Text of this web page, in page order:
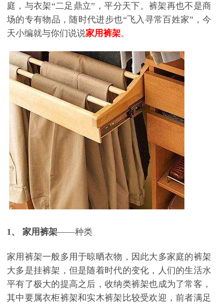
庭，与衣架“二足鼎立”，平分天下。裤架再也不是商
场的专有物品，随时代进步也“飞入寻常百姓家”，今
天小编就与你们说说家用裤架。
1、 家用裤架——种类
家用裤架一般多用于晾晒衣物，因此大多家庭的裤架
大多是挂裤架，但是随着时代的变化，人们的生活水
平有了极大的提高之后，收纳类裤架也成为了常客，
其中要属衣柜裤架和实木裤架比较受欢迎，前者满足